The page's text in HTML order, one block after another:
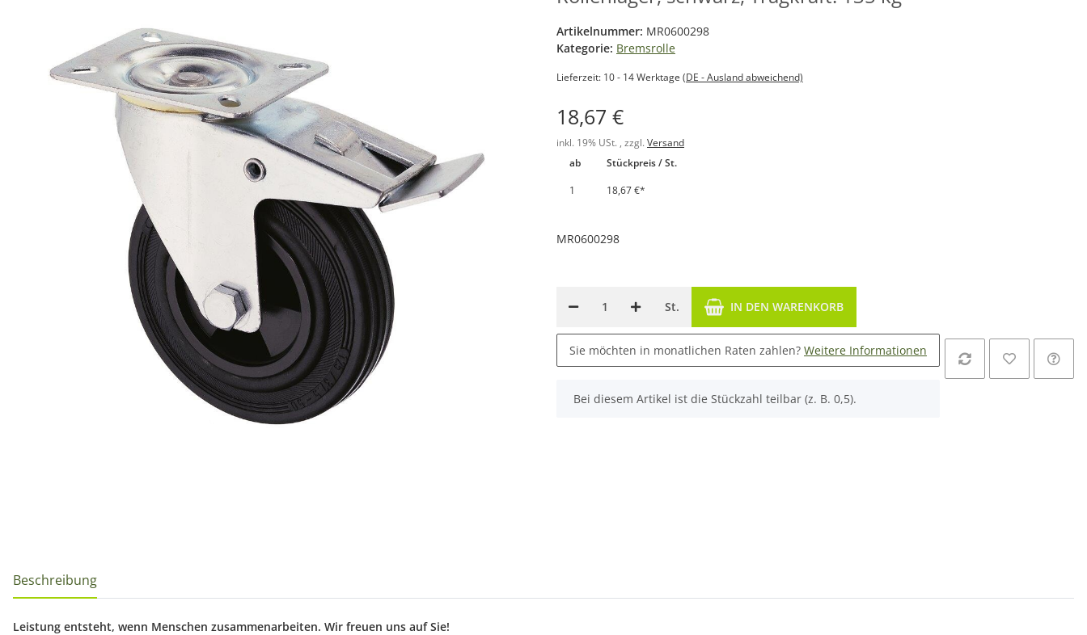
Artikelnummer: MR0600298
Kategorie: Bremsrolle
Lieferzeit: 10 - 14 Werktage (DE - Ausland abweichend)
18,67 €
inkl. 19% USt. , zzgl. Versand
ab
Stückpreis / St.
1
18,67 €*
MR0600298
St. IN DEN WARENKORB
Sie möchten in monatlichen Raten zahlen? Weitere Informationen
x
Bei diesem Artikel ist die Stückzahl teilbar (z. B. 0,5).
Beschreibung
Leistung entsteht, wenn Menschen zusammenarbeiten. Wir freuen uns auf Sie!